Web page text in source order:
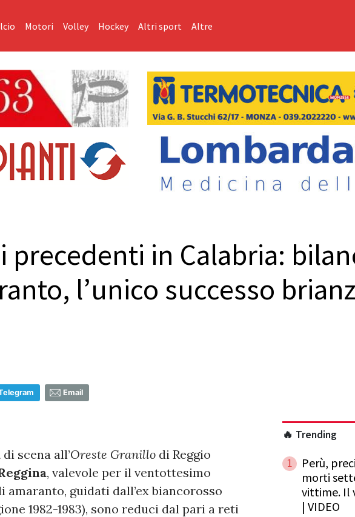
Motori Volley Hockey Altri sport Altre
precedenti in Calabria:
l’unico successo
Email
di scena all’Oreste Granillo di Reggio
, valevole per il ventottesimo
guidati dall’ex biancorosso
1982-1983), sono reduci dal pari a reti
🔥 Trending
1
Perù,
morti
vittime. Il
| VIDEO